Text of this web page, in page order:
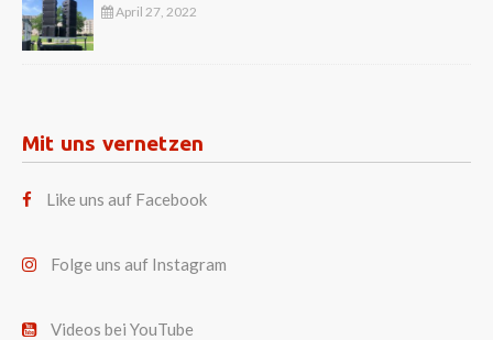
April 27, 2022
Mit uns vernetzen
Like uns auf Facebook
Folge uns auf Instagram
Videos bei YouTube